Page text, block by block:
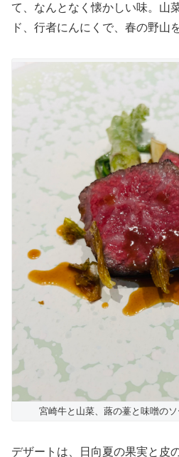
て、なんとなく懐かしい味。山
ド、行者にんにくで、春の野山
宮崎牛と山菜、蕗の薹と味噌のソ
デザートは、日向夏の果実と皮